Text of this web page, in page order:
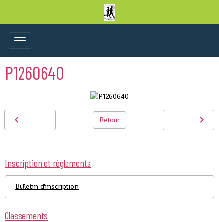
P1260640
Retour
Inscription et règlements
Bulletin d'inscription
Classements